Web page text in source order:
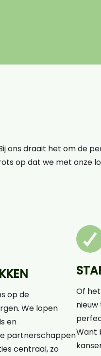
ons draait het om de
op dat we met onze
op de
We lopen
en
partnerschappen
centraal, zo
Of
Want